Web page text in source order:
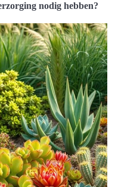
nodig hebben?